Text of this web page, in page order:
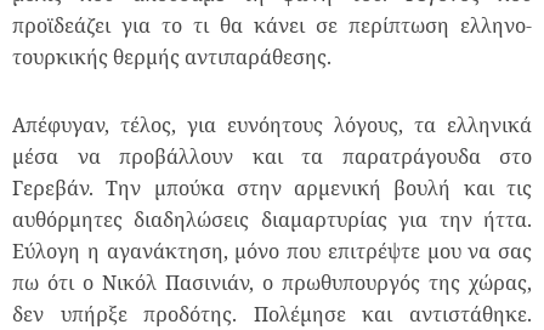
προϊδεάζει για το τι θα κάνει σε περίπτωση ελληνο-
τουρκικής θερμής αντιπαράθεσης.
Απέφυγαν, τέλος, για ευνόητους λόγους, τα ελληνικά
μέσα να προβάλλουν και τα παρατράγουδα στο
Γερεβάν. Την μπούκα στην αρμενική βουλή και τις
αυθόρμητες διαδηλώσεις διαμαρτυρίας για την ήττα.
Εύλογη η αγανάκτηση, μόνο που επιτρέψτε μου να σας
πω ότι ο Νικόλ Πασινιάν, ο πρωθυπουργός της χώρας,
δεν υπήρξε προδότης. Πολέμησε και αντιστάθηκε.